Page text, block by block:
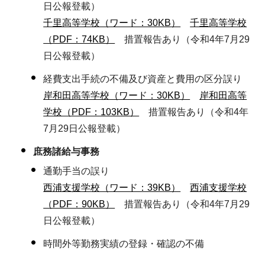
日公報登載）
千里高等学校（ワード：30KB）
千里高等学校
（PDF：74KB）
措置報告あり（令和4年7月29
日公報登載）
経費支出手続の不備及び資産と費用の区分誤り
岸和田高等学校（ワード：30KB）
岸和田高等
学校（PDF：103KB）
措置報告あり（令和4年
7月29日公報登載）
庶務諸給与事務
通勤手当の誤り
西浦支援学校（ワード：39KB）
西浦支援学校
（PDF：90KB）
措置報告あり（令和4年7月29
日公報登載）
時間外等勤務実績の登録・確認の不備